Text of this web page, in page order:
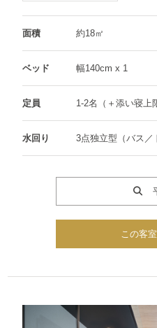
面積 約18㎡
ベッド 幅140cm x 1
定員 1-2名（＋添い寝上
水回り 3点独立型（バス／
この客